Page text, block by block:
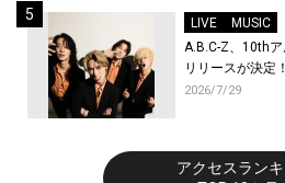
LIVE
MUSIC
A.B.C-Z、10th
リリースが決定
2026/7/29
アクセスラン